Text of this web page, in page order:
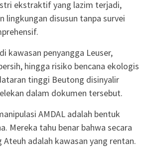
ekstraktif yang lazim terjadi,
lingkungan disusun tanpa survei
kawasan penyangga Leuser,
hingga risiko bencana ekologis
tinggi Beutong disinyalir
dalam dokumen tersebut.
AMDAL adalah bentuk
Mereka tahu benar bahwa secara
adalah kawasan yang rentan.